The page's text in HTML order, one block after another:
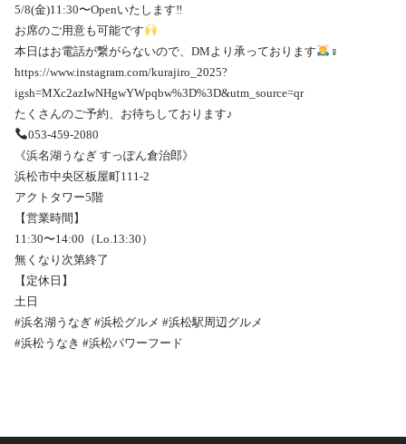
5/8(金)11:30〜Openいたします‼︎
お席のご用意も可能です
本日はお電話が繋がらないので、DMより承っております
‍♀️
https://www.instagram.com/kurajiro_2025?
igsh=MXc2azIwNHgwYWpqbw%3D%3D&utm_source=qr
たくさんのご予約、お待ちしております♪
053-459-2080
《浜名湖うなぎ すっぽん倉治郎》
浜松市中央区板屋町111-2
アクトタワー5階
【営業時間】
11:30〜14:00（Lo.13:30）
無くなり次第終了
【定休日】
土日
#浜名湖うなぎ #浜松グルメ #浜松駅周辺グルメ
#浜松うなき #浜松パワーフード